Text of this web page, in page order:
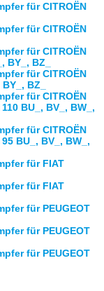
für CITROËN
für CITROËN
für CITROËN
BY_, BZ_
für CITROËN
BZ_
für CITROËN
BU_, BV_, BW_,
für CITROËN
BU_, BV_, BW_,
für FIAT
für FIAT
für PEUGEOT
für PEUGEOT
für PEUGEOT